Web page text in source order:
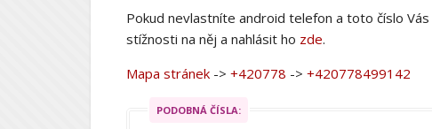
Pokud nevlastníte android telefon a toto číslo
stížnosti na něj a nahlásit ho zde.
Mapa stránek -> +420778 -> +420778499142
PODOBNÁ ČÍSLA: